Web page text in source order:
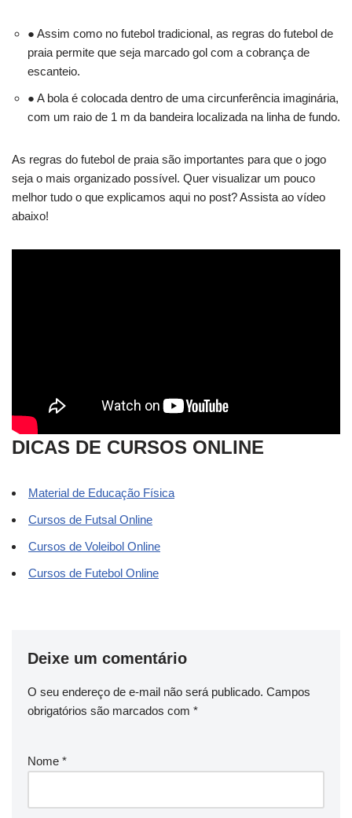
● Assim como no futebol tradicional, as regras do futebol de
praia permite que seja marcado gol com a cobrança de
escanteio.
● A bola é colocada dentro de uma circunferência imaginária,
com um raio de 1 m da bandeira localizada na linha de fundo.
As regras do futebol de praia são importantes para que o jogo
seja o mais organizado possível. Quer visualizar um pouco
melhor tudo o que explicamos aqui no post? Assista ao vídeo
abaixo!
DICAS DE CURSOS ONLINE
Material de Educação Física
Cursos de Futsal Online
Cursos de Voleibol Online
Cursos de Futebol Online
Deixe um comentário
O seu endereço de e-mail não será publicado. Campos
obrigatórios são marcados com *
Nome *